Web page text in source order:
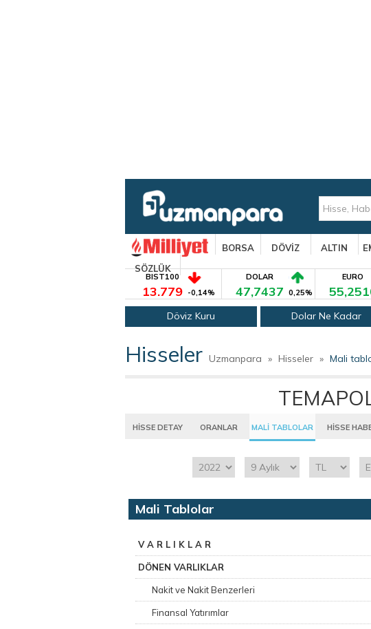
BORSA DÖVİZ ALTIN
SÖZLÜK
BIST100
13.779 -0,14%
DOLAR
47,7437 0,25%
EURO
Döviz Kuru Dolar Ne Kadar
Hisseler Uzmanpara » Hisseler » Mali
HİSSE DETAY ORANLAR MALİ TABLOLAR HİSSE
Mali Tablolar
V A R L I K L A R
DÖNEN VARLIKLAR
Nakit ve Nakit Benzerleri
Finansal Yatırımlar